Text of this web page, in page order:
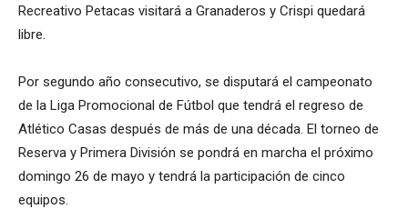
Recreativo Petacas visitará a Granaderos y Crispi quedará
libre.
Por segundo año consecutivo, se disputará el campeonato
de la Liga Promocional de Fútbol que tendrá el regreso de
Atlético Casas después de más de una década. El torneo de
Reserva y Primera División se pondrá en marcha el próximo
domingo 26 de mayo y tendrá la participación de cinco
equipos.